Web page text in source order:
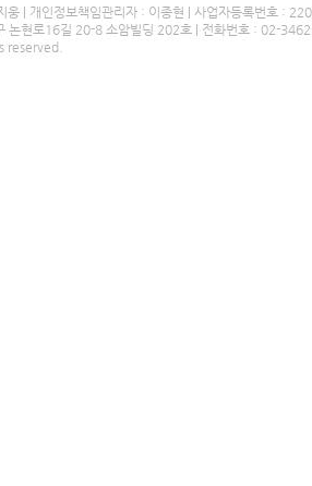
웅 | 개인정보책임관리자 : 이종현 | 사업자등록번호 :
논현로16길 20-8 소암빌딩 202호 | 전화번호 : 02-
reserved.